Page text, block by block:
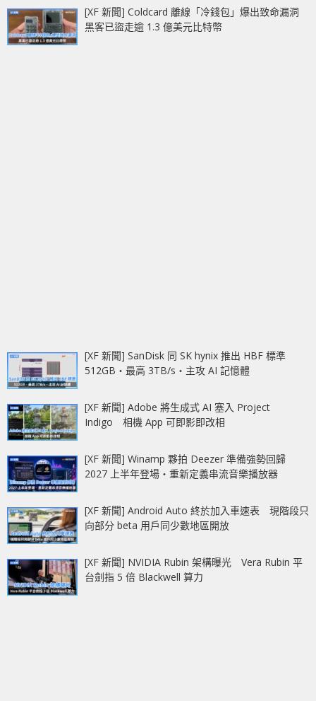
[XF 新聞] Coldcard 離線「冷錢包」爆出致命漏洞
黑客已盜走逾 1.3 億美元比特幣
[XF 新聞] SanDisk 同 SK hynix 推出 HBF 標準
512GB‧最高 3TB/s‧主攻 AI 記憶體
[XF 新聞] Adobe 將生成式 AI 塞入 Project
Indigo 相機 App 可即影即改相
[XF 新聞] Winamp 夥拍 Deezer 準備強勢回歸
2027 上半年登場‧重新定義串流音樂播放器
[XF 新聞] Android Auto 終於加入車速表 現階段只
向部分 beta 用戶同少數地區開放
[XF 新聞] NVIDIA Rubin 架構曝光 Vera Rubin 平
台劍指 5 倍 Blackwell 算力